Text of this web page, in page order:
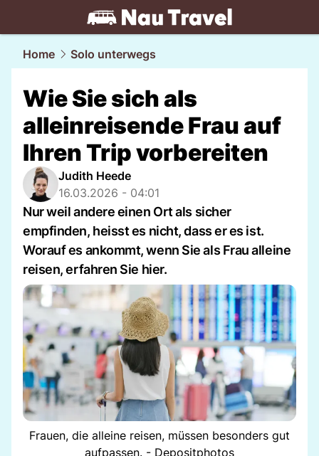
travel.NAU.ch
Home Solo unterwegs
Wie Sie sich als
alleinreisende Frau auf
Ihren Trip vorbereiten
Judith Heede
16.03.2026 - 04:01
Nur weil andere einen Ort als sicher
empfinden, heisst es nicht, dass er es ist.
Worauf es ankommt, wenn Sie als Frau alleine
reisen, erfahren Sie hier.
Frauen, die alleine reisen, müssen besonders gut
aufpassen. - Depositphotos